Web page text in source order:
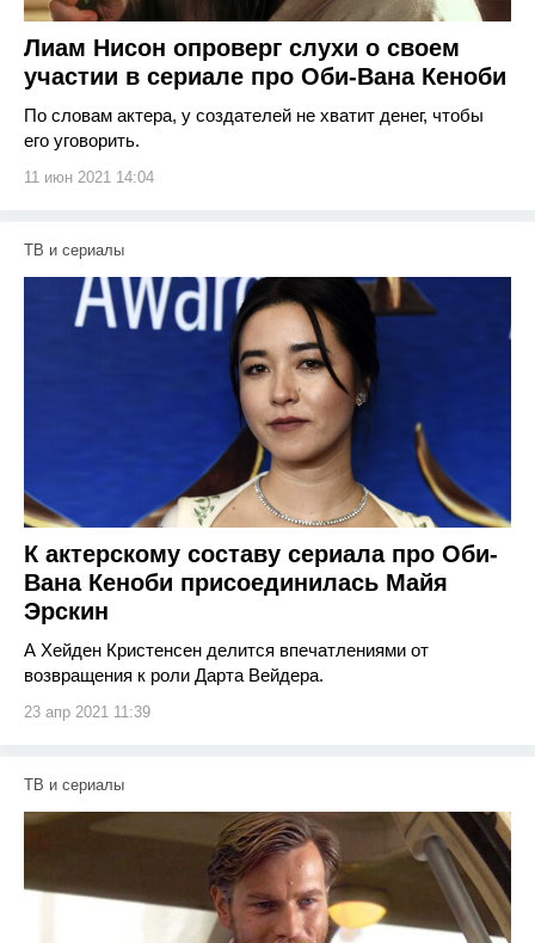
Лиам Нисон опроверг слухи о своем
участии в сериале про Оби-Вана Кеноби
По словам актера, у создателей не хватит денег, чтобы
его уговорить.
11 июн 2021 14:04
ТВ и сериалы
К актерскому составу сериала про Оби-
Вана Кеноби присоединилась Майя
Эрскин
А Хейден Кристенсен делится впечатлениями от
возвращения к роли Дарта Вейдера.
23 апр 2021 11:39
ТВ и сериалы